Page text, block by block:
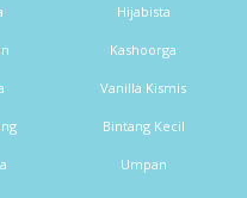
Hijabista
Kashoorga
Vanilla Kismis
Bintang Kecil
Umpan